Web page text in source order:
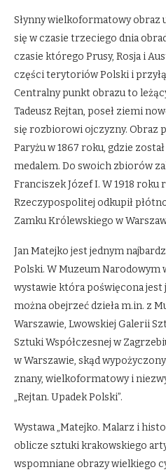
Słynny wielkoformatowy obraz
się w czasie trzeciego dnia
czasie którego Prusy, Rosja i
części terytoriów Polski i
Centralny punkt obrazu to
Tadeusz Rejtan, poseł ziemi
się rozbiorowi ojczyzny. Obraz
Paryżu w 1867 roku, gdzie
medalem. Do swoich zbiorów
Franciszek Józef I. W 1918 roku
Rzeczypospolitej odkupił
Zamku Królewskiego w
Jan Matejko jest jednym
Polski. W Muzeum Narodowym
wystawie która poświęcona
można obejrzeć dzieła m.in. z
Warszawie, Lwowskiej Galerii
Sztuki Współczesnej w
w Warszawie, skąd
znany, wielkoformatowy i
„Rejtan. Upadek Polski”.
Wystawa „Matejko. Malarz i
oblicze sztuki krakowskiego
wspomniane obrazy wielkiego